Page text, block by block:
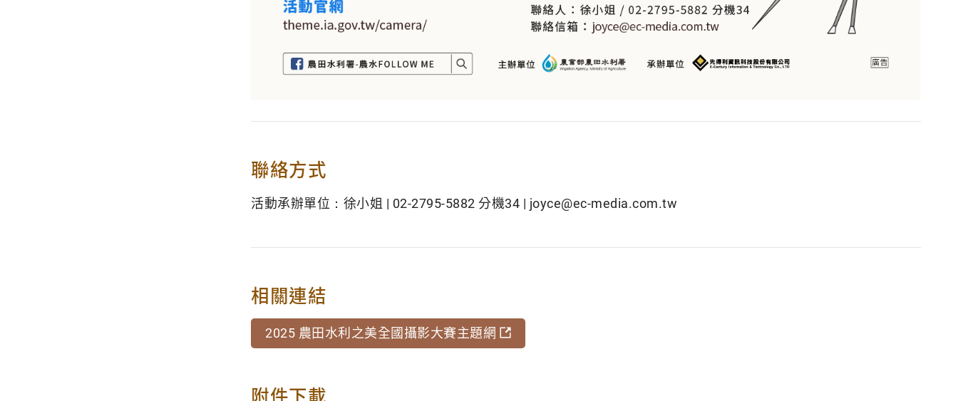
聯絡方式
活動承辦單位：徐小姐 | 02-2795-5882 分機34 | joyce@ec-media.com.tw
相關連結
2025 農田水利之美全國攝影大賽主題網